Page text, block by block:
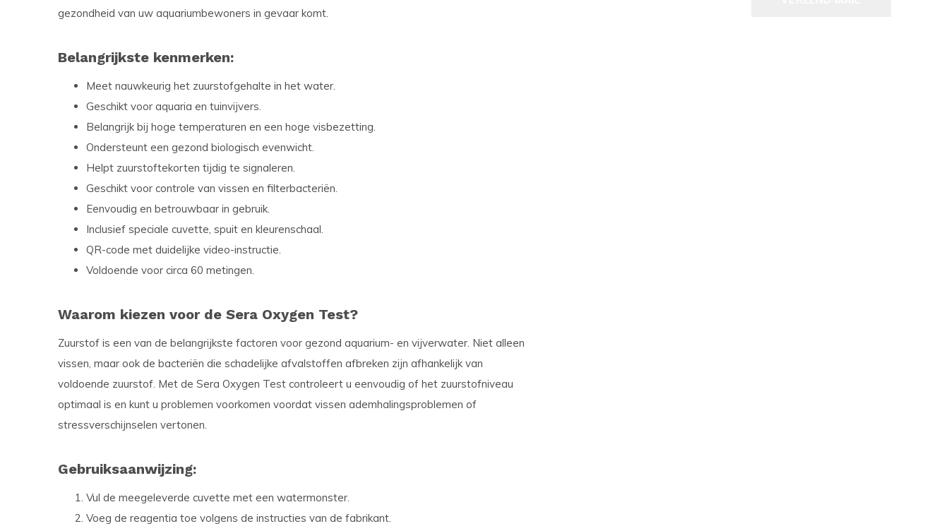
gezondheid van uw aquariumbewoners in gevaar komt.
Belangrijkste kenmerken:
Meet nauwkeurig het zuurstofgehalte in het water.
Geschikt voor aquaria en tuinvijvers.
Belangrijk bij hoge temperaturen en een hoge visbezetting.
Ondersteunt een gezond biologisch evenwicht.
Helpt zuurstoftekorten tijdig te signaleren.
Geschikt voor controle van vissen en filterbacteriën.
Eenvoudig en betrouwbaar in gebruik.
Inclusief speciale cuvette, spuit en kleurenschaal.
QR-code met duidelijke video-instructie.
Voldoende voor circa 60 metingen.
Waarom kiezen voor de Sera Oxygen Test?
Zuurstof is een van de belangrijkste factoren voor gezond aquarium- en vijverwater. Niet alleen
vissen, maar ook de bacteriën die schadelijke afvalstoffen afbreken zijn afhankelijk van
voldoende zuurstof. Met de Sera Oxygen Test controleert u eenvoudig of het zuurstofniveau
optimaal is en kunt u problemen voorkomen voordat vissen ademhalingsproblemen of
stressverschijnselen vertonen.
Gebruiksaanwijzing:
Vul de meegeleverde cuvette met een watermonster.
Voeg de reagentia toe volgens de instructies van de fabrikant.